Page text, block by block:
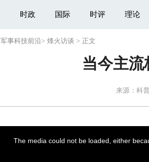
时政 国际 时评 理论
军事科技前沿> 烽火访谈 > 正文
当今主流
来源： 科
The media could not be loaded, either